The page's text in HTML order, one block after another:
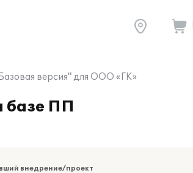
версия" для ООО «ГК»
базе ПП
внедрение/проект